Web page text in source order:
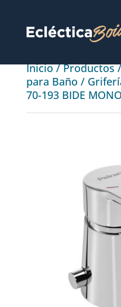
Inicio/Productos
para Baño /
70-193 BIDE